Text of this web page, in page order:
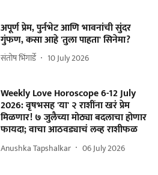
अपूर्ण प्रेम, पुर्नभेट आणि भावनांची सुंदर
गुंफण, कसा आहे 'तुला पाहता' सिनेमा?
संतोष भिंगार्डे 10 July 2026
Weekly Love Horoscope 6-12 July
2026: वृषभसह 'या' २ राशींना खरं प्रेम
मिळणार! ७ जुलैच्या मोठ्या बदलाचा होणार
फायदा; वाचा आठवड्याचं लव्ह राशीफळ
Anushka Tapshalkar 06 July 2026